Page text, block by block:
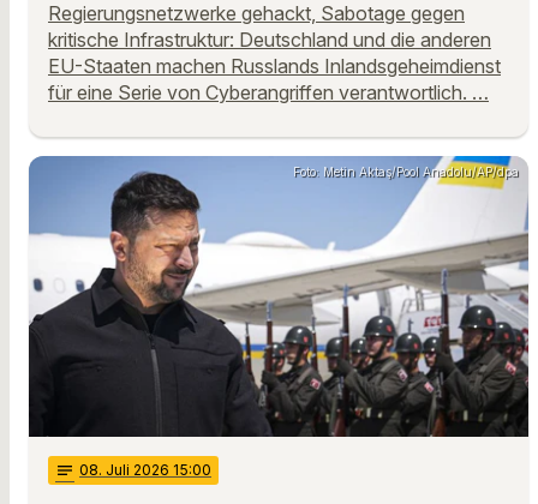
Regierungsnetzwerke gehackt, Sabotage gegen
kritische Infrastruktur: Deutschland und die anderen
EU-Staaten machen Russlands Inlandsgeheimdienst
für eine Serie von Cyberangriffen verantwortlich. …
Foto: Metin Aktaş/Pool Anadolu/AP/dpa
notes 08. Juli 2026 15:00